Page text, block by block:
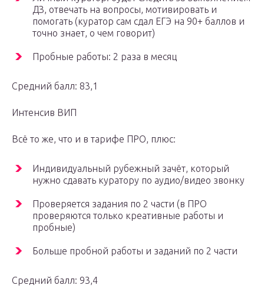
ДЗ, отвечать на вопросы, мотивировать и
помогать (куратор сам сдал ЕГЭ на 90+ баллов и
точно знает, о чем говорит)
Пробные работы: 2 раза в месяц
Средний балл: 83,1
Интенсив ВИП
Всё то же, что и в тарифе ПРО, плюс:
Индивидуальный рубежный зачёт, который
нужно сдавать куратору по аудио/видео звонку
Проверяется задания по 2 части (в ПРО
проверяются только креативные работы и
пробные)
Больше пробной работы и заданий по 2 части
Средний балл: 93,4